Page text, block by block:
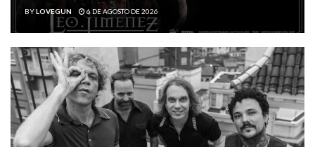
BYLOVEGUN 6 DE AGOSTO DE 2026